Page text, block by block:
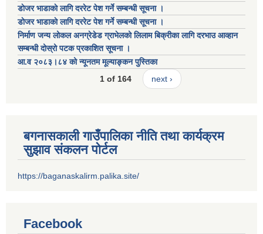
डाेजर भाडाकाे लागि दररेट पेश गर्ने सम्बन्धी सूचना ।
डाेजर भाडाकाे लागि दररेट पेश गर्ने सम्बन्धी सूचना ।
निर्माण जन्य लोकल अनग्रेडेड ग्राभेलको लिलाम बिक्रीका लागि दरभाउ आव्हान
सम्बन्धी दोस्रो पटक प्रकाशित सूचना ।
आ.व २०८३।८४ को न्यूनतम मूल्याङ्कन पुस्तिका
1 of 164
next ›
बगनासकाली गाउँपालिका नीति तथा कार्यक्रम
सुझाव संकलन पोर्टल
https://baganaskalirm.palika.site/
Facebook